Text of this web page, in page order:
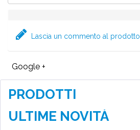
Lascia un commento al prodotto
Google +
PRODOTTI
ULTIME NOVITÀ